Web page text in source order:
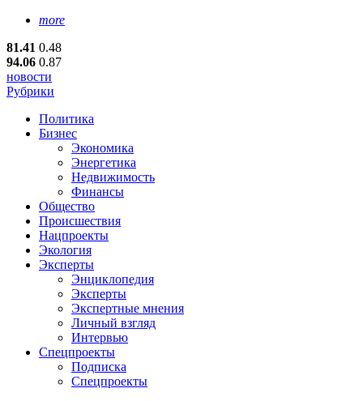
more
81.41 0.48
94.06 0.87
новости
Рубрики
Политика
Бизнес
Экономика
Энергетика
Недвижимость
Финансы
Общество
Происшествия
Нацпроекты
Экология
Эксперты
Энциклопедия
Эксперты
Экспертные мнения
Личный взгляд
Интервью
Спецпроекты
Подписка
Спецпроекты